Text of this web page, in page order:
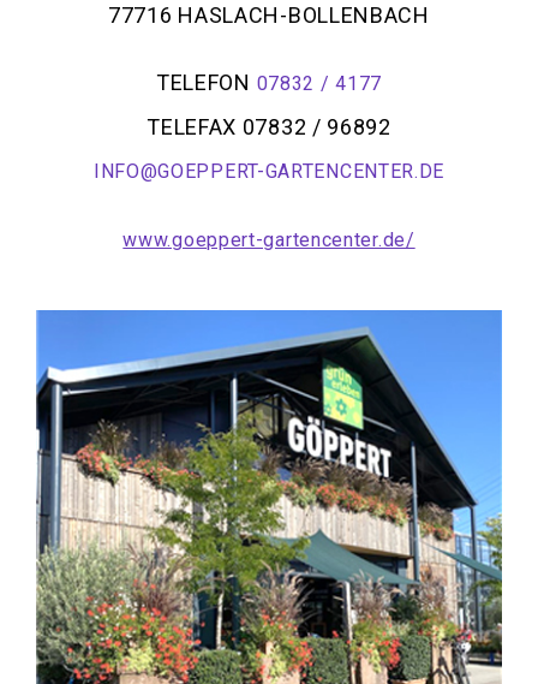
77716 HASLACH-BOLLENBACH
TELEFON 07832 / 4177
TELEFAX 07832 / 96892
INFO@GOEPPERT-GARTENCENTER.DE
www.goeppert-gartencenter.de/